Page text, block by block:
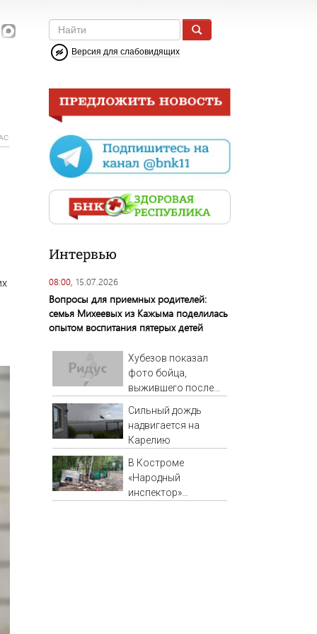
Версия для слабовидящих
Интервью
08:00, 15.07.2026
Вопросы для приемных родителей:
семья Михеевых из Кажыма поделилась
опытом воспитания пятерых детей
Хубезов показал
фото бойца,
выжившего после
Сильный дождь
надвигается на
Карелию
В Костроме
«Народный
инспектор»